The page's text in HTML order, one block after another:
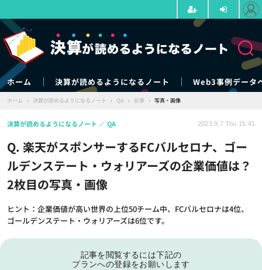
ホーム 決算が読めるようになるノート Web3事例データ
ホーム › 決算が読めるようになるノート › QA › 記事 › 写真・画像
Q. 楽天がスポンサーするFCバルセロナ、ゴー
ルデンステート・ウォリアーズの企業価値は？
2枚目の写真・画像
ヒント：企業価値が高い世界の上位50チーム中、FCバルセロナは4位、
ゴールデンステート・ウォリアーズは6位です。
決算が読めるようになるノート QA 2023.9.7 Thu 15:41
記事を閲覧するには下記の
プランへの登録をお願いします